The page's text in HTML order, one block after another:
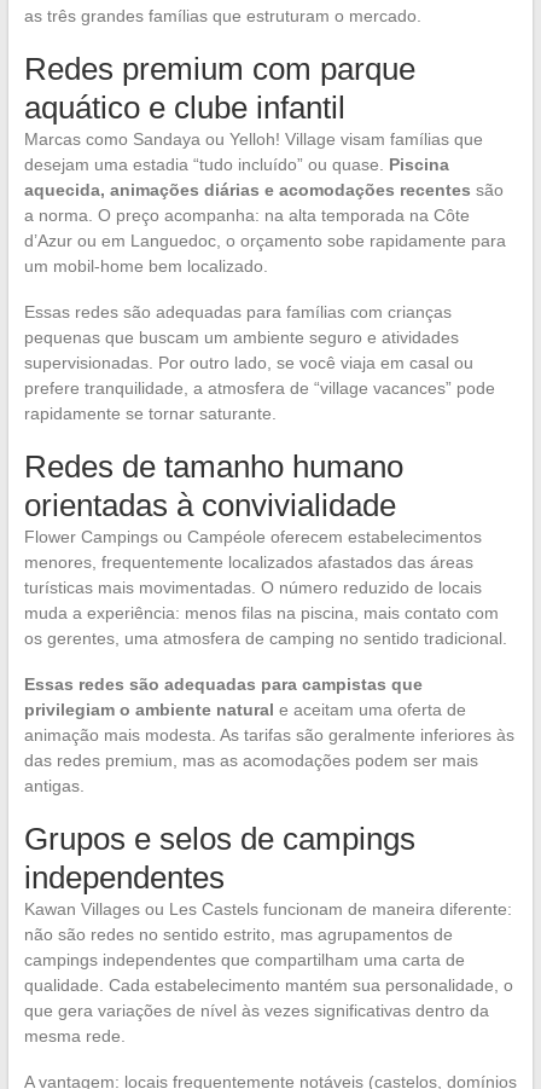
as três grandes famílias que estruturam o mercado.
Redes premium com parque
aquático e clube infantil
Marcas como Sandaya ou Yelloh! Village visam famílias que
desejam uma estadia “tudo incluído” ou quase. Piscina
aquecida, animações diárias e acomodações recentes são
a norma. O preço acompanha: na alta temporada na Côte
d’Azur ou em Languedoc, o orçamento sobe rapidamente para
um mobil-home bem localizado.
Essas redes são adequadas para famílias com crianças
pequenas que buscam um ambiente seguro e atividades
supervisionadas. Por outro lado, se você viaja em casal ou
prefere tranquilidade, a atmosfera de “village vacances” pode
rapidamente se tornar saturante.
Redes de tamanho humano
orientadas à convivialidade
Flower Campings ou Campéole oferecem estabelecimentos
menores, frequentemente localizados afastados das áreas
turísticas mais movimentadas. O número reduzido de locais
muda a experiência: menos filas na piscina, mais contato com
os gerentes, uma atmosfera de camping no sentido tradicional.
Essas redes são adequadas para campistas que
privilegiam o ambiente natural e aceitam uma oferta de
animação mais modesta. As tarifas são geralmente inferiores às
das redes premium, mas as acomodações podem ser mais
antigas.
Grupos e selos de campings
independentes
Kawan Villages ou Les Castels funcionam de maneira diferente:
não são redes no sentido estrito, mas agrupamentos de
campings independentes que compartilham uma carta de
qualidade. Cada estabelecimento mantém sua personalidade, o
que gera variações de nível às vezes significativas dentro da
mesma rede.
A vantagem: locais frequentemente notáveis (castelos, domínios